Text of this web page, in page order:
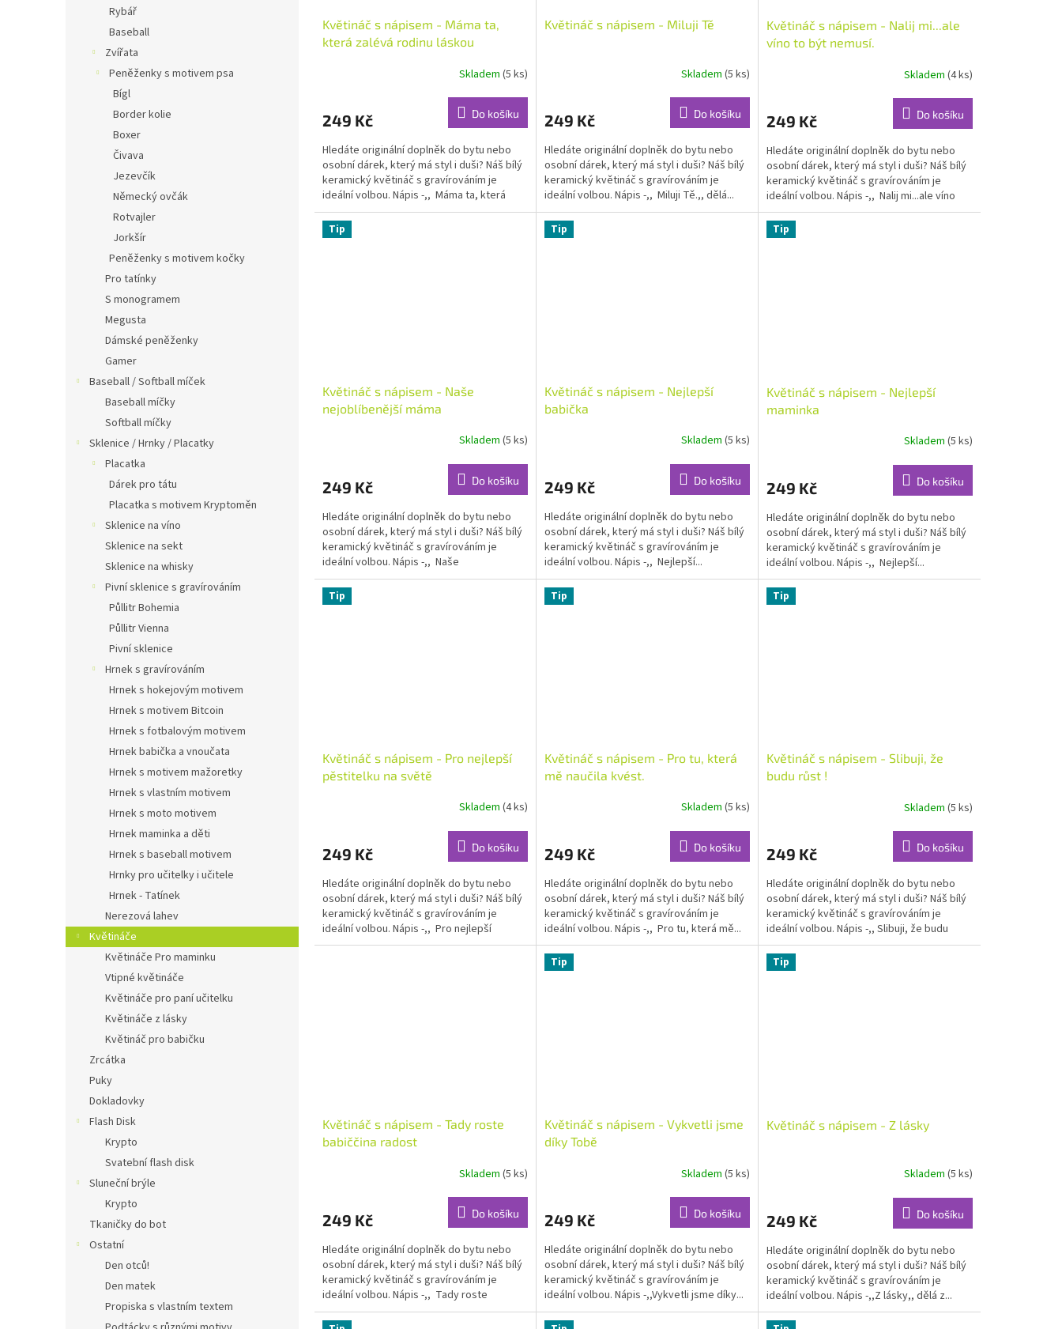
Rybář
Baseball
Zvířata
Peněženky s motivem psa
Bígl
Border kolie
Boxer
Čivava
Jezevčík
Německý ovčák
Rotvajler
Jorkšír
Peněženky s motivem kočky
Pro tatínky
S monogramem
Megusta
Dámské peněženky
Gamer
Baseball / Softball míček
Baseball míčky
Softball míčky
Sklenice / Hrnky / Placatky
Placatka
Dárek pro tátu
Placatka s motivem Kryptoměn
Sklenice na víno
Sklenice na sekt
Sklenice na whisky
Pivní sklenice s gravírováním
Půllitr Bohemia
Půllitr Vienna
Pivní sklenice
Hrnek s gravírováním
Hrnek s hokejovým motivem
Hrnek s motivem Bitcoin
Hrnek s fotbalovým motivem
Hrnek babička a vnoučata
Hrnek s motivem mažoretky
Hrnek s vlastním motivem
Hrnek s moto motivem
Hrnek maminka a děti
Hrnek s baseball motivem
Hrnky pro učitelky i učitele
Hrnek - Tatínek
Nerezová lahev
Květináče
Květináče Pro maminku
Vtipné květináče
Květináče pro paní učitelku
Květináče z lásky
Květináč pro babičku
Zrcátka
Puky
Dokladovky
Flash Disk
Krypto
Svatební flash disk
Sluneční brýle
Krypto
Tkaničky do bot
Ostatní
Den otců!
Den matek
Propiska s vlastním textem
Květináč s nápisem - Máma ta,
která zalévá rodinu láskou
je
z
5
hvězdiček.
Skladem (5 ks)
249 Kč Do košíku
Hledáte originální doplněk do bytu nebo
osobní dárek, který má styl i duši? Náš bílý
keramický květináč s gravírováním je
ideální volbou. Nápis -,, Máma ta, která
zalévá...
Květináč s nápisem - Miluji Tě
je
z
5
hvězdiček.
Skladem (5 ks)
249 Kč Do košíku
Hledáte originální doplněk do bytu nebo
osobní dárek, který má styl i duši? Náš bílý
keramický květináč s gravírováním je
ideální volbou. Nápis -,, Miluji Tě.,, dělá...
Květináč s nápisem - Nalij mi...ale
víno to být nemusí.
je
z
5
hvězdiček.
Skladem (4 ks)
249 Kč Do košíku
Hledáte originální doplněk do bytu nebo
osobní dárek, který má styl i duši? Náš bílý
keramický květináč s gravírováním je
ideální volbou. Nápis -,, Nalij mi...ale víno
to...
Tip
Květináč s nápisem - Naše
nejoblíbenější máma
je
z
5
hvězdiček.
Skladem (5 ks)
249 Kč Do košíku
Hledáte originální doplněk do bytu nebo
osobní dárek, který má styl i duši? Náš bílý
keramický květináč s gravírováním je
ideální volbou. Nápis -,, Naše
nejoblíbenější...
Tip
Květináč s nápisem - Nejlepší
babička
Skladem (5 ks)
249 Kč Do košíku
Hledáte originální doplněk do bytu nebo
osobní dárek, který má styl i duši? Náš bílý
keramický květináč s gravírováním je
ideální volbou. Nápis -,, Nejlepší...
Tip
Květináč s nápisem - Nejlepší
maminka
je
z
5
hvězdiček.
Skladem (5 ks)
249 Kč Do košíku
Hledáte originální doplněk do bytu nebo
osobní dárek, který má styl i duši? Náš bílý
keramický květináč s gravírováním je
ideální volbou. Nápis -,, Nejlepší...
Tip
Květináč s nápisem - Pro nejlepší
pěstitelku na světě
je
z
5
hvězdiček.
Skladem (4 ks)
249 Kč Do košíku
Hledáte originální doplněk do bytu nebo
osobní dárek, který má styl i duši? Náš bílý
keramický květináč s gravírováním je
ideální volbou. Nápis -,, Pro nejlepší
pěstitelku...
Tip
Květináč s nápisem - Pro tu, která
mě naučila kvést.
je
z
5
hvězdiček.
Skladem (5 ks)
249 Kč Do košíku
Hledáte originální doplněk do bytu nebo
osobní dárek, který má styl i duši? Náš bílý
keramický květináč s gravírováním je
ideální volbou. Nápis -,, Pro tu, která mě...
Tip
Květináč s nápisem - Slibuji, že
budu růst !
Skladem (5 ks)
249 Kč Do košíku
Hledáte originální doplněk do bytu nebo
osobní dárek, který má styl i duši? Náš bílý
keramický květináč s gravírováním je
ideální volbou. Nápis -,, Slibuji, že budu
růst...
Květináč s nápisem - Tady roste
babiččina radost
Skladem (5 ks)
249 Kč Do košíku
Hledáte originální doplněk do bytu nebo
osobní dárek, který má styl i duši? Náš bílý
keramický květináč s gravírováním je
ideální volbou. Nápis -,, Tady roste
babiččina...
Tip
Květináč s nápisem - Vykvetli jsme
díky Tobě
je
z
5
hvězdiček.
Skladem (5 ks)
249 Kč Do košíku
Hledáte originální doplněk do bytu nebo
osobní dárek, který má styl i duši? Náš bílý
keramický květináč s gravírováním je
ideální volbou. Nápis -,,Vykvetli jsme díky...
Tip
Květináč s nápisem - Z lásky
Skladem (5 ks)
249 Kč Do košíku
Hledáte originální doplněk do bytu nebo
osobní dárek, který má styl i duši? Náš bílý
keramický květináč s gravírováním je
ideální volbou. Nápis -,,Z lásky,, dělá z...